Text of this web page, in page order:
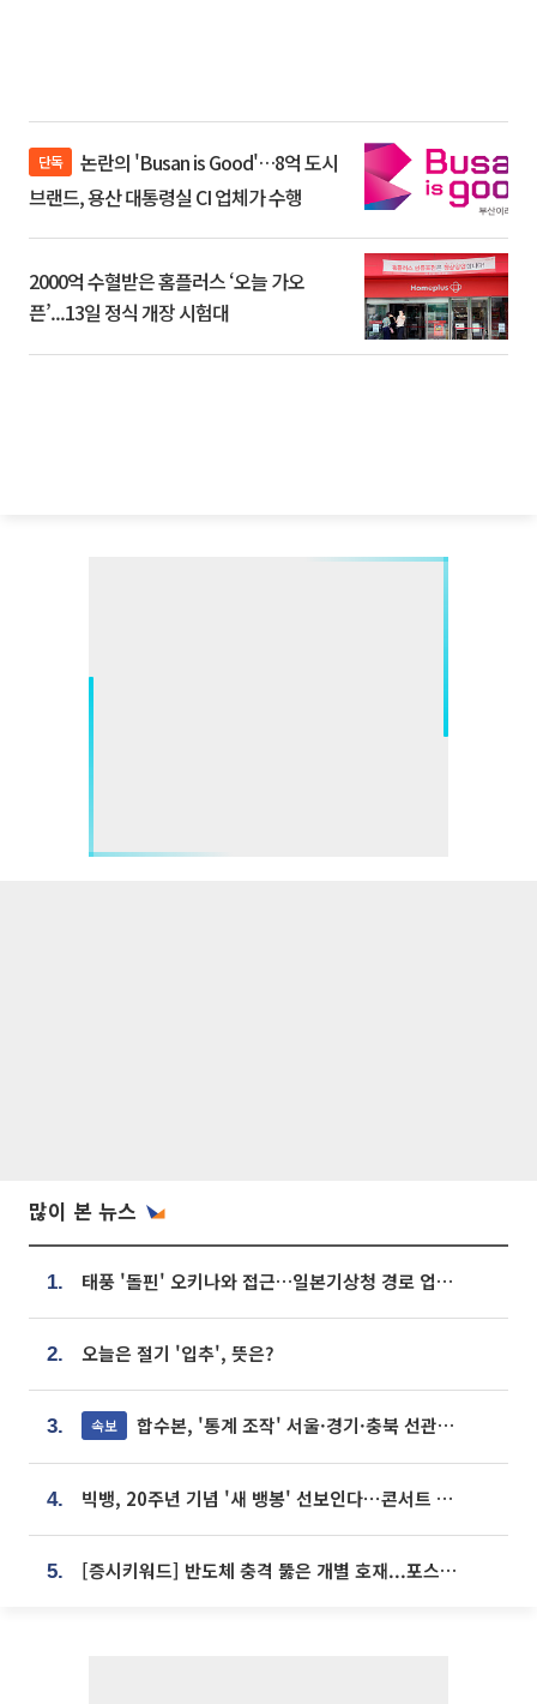
단독
브랜드, 용산 대통령실 CI 업체가 수행
2000억 수혈받은 홈플러스 ‘오늘 가오
픈’...13일 정식 개장 시험대
많이 본 뉴스
1. 태풍 '돌핀' 오키나와 접근…일본기상청 경로 업데이트
2. 오늘은 절기 '입추', 뜻은?
3. 속보 합수본, '통계 조작' 서울·경기·충북 선관위 등 추가 압수수색
4. 빅뱅, 20주년 기념 '새 뱅봉' 선보인다⋯콘서트 앞두고 팝업 개최
5. [증시키워드] 반도체 충격 뚫은 개별 호재...포스코퓨처엠·에코프로·한화솔루션 '눈길'